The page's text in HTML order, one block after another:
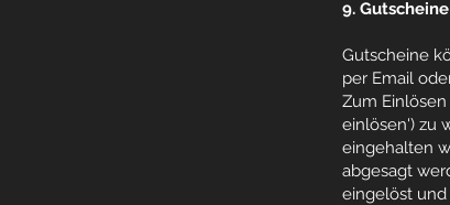
9.
Gutscheine
per Email
Zum
einlösen') zu
eingehalten
abgesagt
eingelöst und